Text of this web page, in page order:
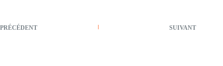
PRÉCÉDENT SUIVANT